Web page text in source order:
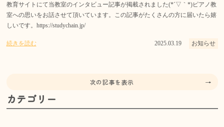
教育サイトにて当教室のインタビュー記事が掲載されました(*´▽｀*)ピアノ教
室への思いをお話させて頂いています。この記事がたくさんの方に届いたら嬉
しいです。https://studychain.jp/
続きを読む 2025.03.19 お知らせ
次の記事を表示
カテゴリー